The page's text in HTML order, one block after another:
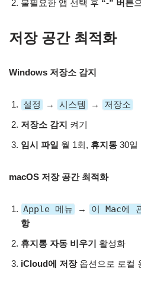
불필요한 앱 선택 후 “-” 버튼
저장 공간 최적화
Windows 저장소 감지
설정 → 시스템 → 저장소
저장소 감지 켜기
임시 파일 월 1회, 휴지통 30일
macOS 저장 공간 최적화
Apple 메뉴 → 이 Mac에
항
휴지통 자동 비우기 활성화
iCloud에 저장옵션으로 로컬